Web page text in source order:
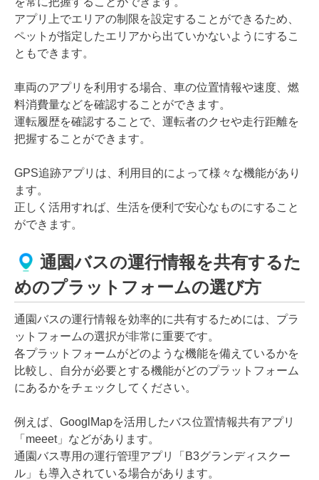
アプリ上でエリアの制限を設定することができるため、
ペットが指定したエリアから出ていかないようにするこ
ともできます。
車両のアプリを利用する場合、車の位置情報や速度、燃
料消費量などを確認することができます。
運転履歴を確認することで、運転者のクセや走行距離を
把握することができます。
GPS追跡アプリは、利用目的によって様々な機能があり
ます。
正しく活用すれば、生活を便利で安心なものにすること
ができます。
通園バスの運行情報を共有するた
めのプラットフォームの選び方
通園バスの運行情報を効率的に共有するためには、プラ
ットフォームの選択が非常に重要です。
各プラットフォームがどのような機能を備えているかを
比較し、自分が必要とする機能がどのプラットフォーム
にあるかをチェックしてください。
例えば、GooglMapを活用したバス位置情報共有アプリ
「meeet」などがあります。
通園バス専用の運行管理アプリ「B3グランディスクー
ル」も導入されている場合があります。